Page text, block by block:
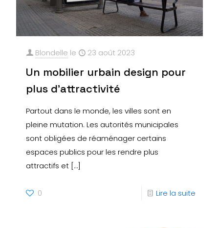
Blondelle le 23 août 2023
Un mobilier urbain design pour
plus d’attractivité
Partout dans le monde, les villes sont en
pleine mutation. Les autorités municipales
sont obligées de réaménager certains
espaces publics pour les rendre plus
attractifs et […]
0 Lire la suite